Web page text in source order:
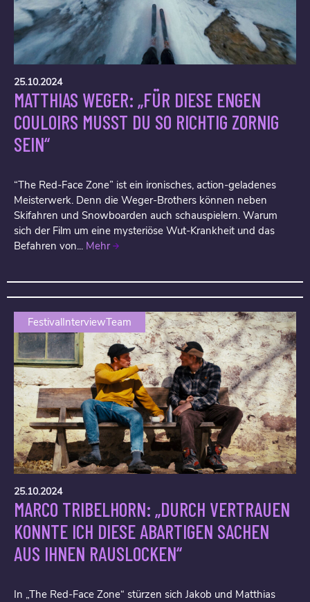
25.10.2024
MATTHIAS WEGER: „FÜR DIESE ENGEN
COULOIRS MUSST DU SO RICHTIG ZORNIG
SEIN“
“The Red-Face Zone” ist ein ironisches, action-geladenes
Meisterwerk. Denn die Weger-Brothers können neben
Skifahren und Snowboarden auch schauspielern. Warum
sich der Film um eine mysteriöse Wut-Krankheit und das
Befahren von... Mehr
FestivalInterviewTeam
25.10.2024
MARCO TRIBELHORN: „DURCH VERTRAUEN
KONNTE ICH DIESE ABARTIGEN SACHEN
AUS IHNEN RAUSLOCKEN“
In „The Red-Face Zone“ stürzen sich Jakob und Matthias